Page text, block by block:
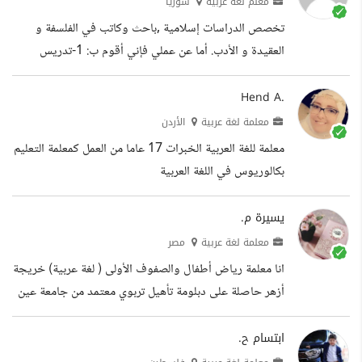
واستراتيجيات حديثة تجعل من التعلم تجربة فريدة ومميزة
لدى الطلبة ، انطلاقا من التهيئة للدرس وإثارة الطلبة إلى
تحديد الأهداف التعليمية والسلوكية والوجدانية ثم توضيح
أنشطة المعلم والطالب والوسائل التي...
تخصص الدراسات إسلامية ,باحث وكاتب في الفلسفة و
العقيدة و الأدب. أما عن عملي فإني أقوم ب: 1-تدريس
العلوم الإسلامية (أصول فقه,حديث,عقيدة ..) والتربيه
صحفيه, كتابة أبحاث علمية محكمة، مساعدة في كتابة
ابحاث الماجستير و رسالة الدكتوراه 4- تدريب على فن
محاضرات للفئة العمرية بين 14-20 في العقيدة...
Hend A.
معلمة لغة عربية الأردن
معلمة للغة العربية الخبرات 17 عاما من العمل كمعلمة التعليم
بكالوريوس في اللغة العربية
يسيرة م.
معلمة لغة عربية مصر
انا معلمة رياض أطفال والصفوف الأولى ( لغة عربية) خريجة
أزهر حاصلة على دبلومة تأهيل تربوي معتمد من جامعة عين
شمس بالاضافة إلى عدة دورات فى طرق التدريس الحديثة
ابتسام ح.